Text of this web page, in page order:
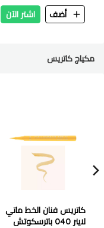
أضف
اشتر الآن
مكياج كاتريس
كاتريس فنان الخط ماتي
لاينر 040 باترسكوتش